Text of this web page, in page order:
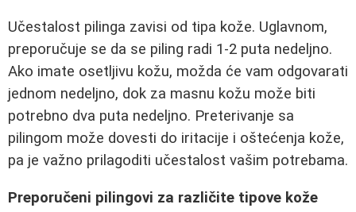
Učestalost pilinga zavisi od tipa kože. Uglavnom,
preporučuje se da se piling radi 1-2 puta nedeljno.
Ako imate osetljivu kožu, možda će vam odgovarati
jednom nedeljno, dok za masnu kožu može biti
potrebno dva puta nedeljno. Preterivanje sa
pilingom može dovesti do iritacije i oštećenja kože,
pa je važno prilagoditi učestalost vašim potrebama.
Preporučeni pilingovi za različite tipove kože